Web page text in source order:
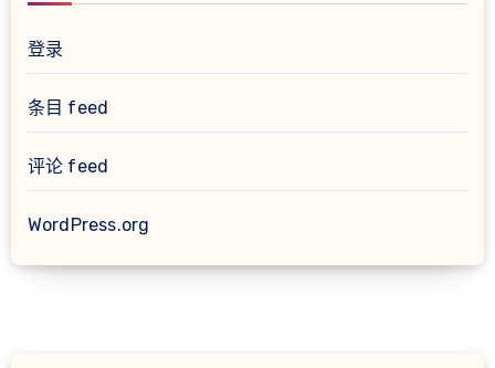
登录
条目 feed
评论 feed
WordPress.org